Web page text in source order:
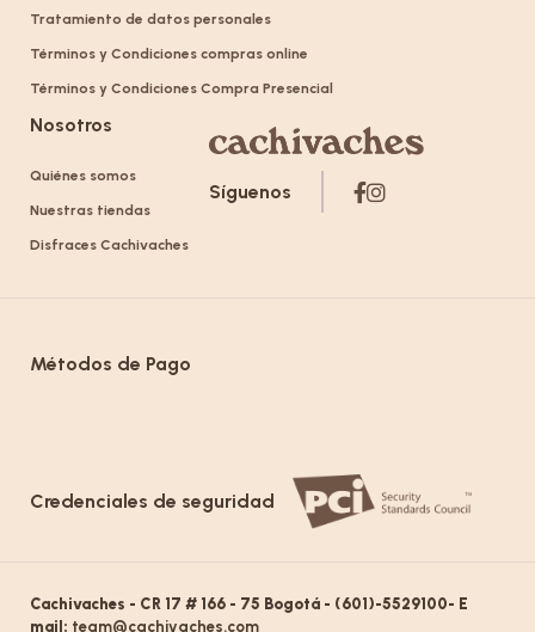
Tratamiento de datos personales
Términos y Condiciones compras online
Términos y Condiciones Compra Presencial
Nosotros
Quiénes somos
Nuestras tiendas
Disfraces Cachivaches
Síguenos
Métodos de Pago
Credenciales de seguridad
Cachivaches - CR 17 # 166 - 75 Bogotá - (601)-5529100- E
mail: team@cachivaches.com